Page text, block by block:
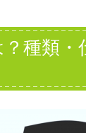
種類・